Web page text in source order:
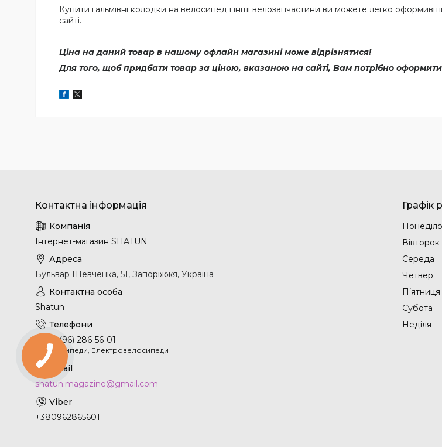
Купити гальмівні колодки на велосипед і інші велозапчастини ви можете легко
сайті.
Ціна на даний товар в нашому офлайн магазині може відрізнятися!
Для того, щоб придбати товар за ціною, вказаною на сайті, Вам потрібно
Інтернет-магазин SHATUN
Бульвар Шевченка, 51, Запоріжжя, Україна
Shatun
+380 (96) 286-56-01
Велосипеди, Електровелосипеди
shatun.magazine@gmail.com
+380962865601
Графік
Вівторок
Середа
Четвер
Пʼятниця
Субота
Неділя